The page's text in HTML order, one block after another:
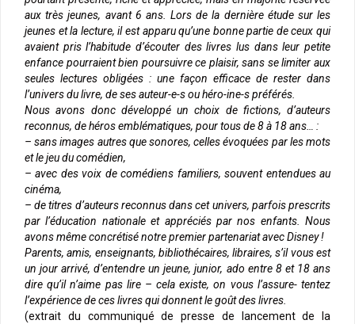
aux très jeunes, avant 6 ans. Lors de la dernière étude sur les
jeunes et la lecture, il est apparu qu’une bonne partie de ceux qui
avaient pris l’habitude d’écouter des livres lus dans leur petite
enfance pourraient bien poursuivre ce plaisir, sans se limiter aux
seules lectures obligées : une façon efficace de rester dans
l’univers du livre, de ses auteur-e-s ou héro-ine-s préférés.
Nous avons donc développé un choix de fictions, d’auteurs
reconnus, de héros emblématiques, pour tous de 8 à 18 ans… :
– sans images autres que sonores, celles évoquées par les mots
et le jeu du comédien,
– avec des voix de comédiens familiers, souvent entendues au
cinéma,
– de titres d’auteurs reconnus dans cet univers, parfois prescrits
par l’éducation nationale et appréciés par nos enfants. Nous
avons même concrétisé notre premier partenariat avec Disney !
Parents, amis, enseignants, bibliothécaires, libraires, s’il vous est
un jour arrivé, d’entendre un jeune, junior, ado entre 8 et 18 ans
dire qu’il n’aime pas lire – cela existe, on vous l’assure- tentez
l’expérience de ces livres qui donnent le goût des livres.
(extrait du communiqué de presse de lancement de la